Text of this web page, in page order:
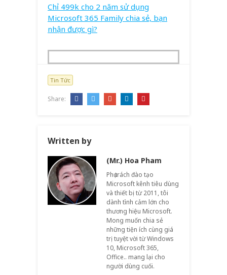
Chỉ 499k cho 2 năm sử dụng
Microsoft 365 Family chia sẻ, bạn
nhận được gì?
Tin Tức
Share:
Written by
(Mr.) Hoa Pham
Phụ trách đào tạo
Microsoft kênh tiêu dùng
và thiết bị từ 2011, tôi
dành tình cảm lớn cho
thương hiệu Microsoft.
Mong muốn chia sẻ
những tiện ích cùng giá
trị tuyệt vời từ Windows
10, Microsoft 365,
Office.. mang lại cho
người dùng cuối.